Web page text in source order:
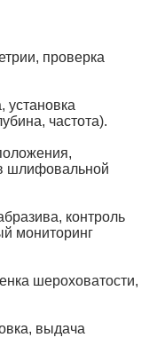
проверка
установка
частота).
шлифовальной
контроль
мониторинг
шероховатости,
выдача